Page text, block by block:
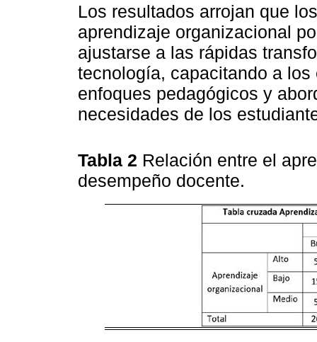
Los resultados arrojan que
aprendizaje organizacional
ajustarse a las rápidas
tecnología, capacitando a
enfoques pedagógicos y
necesidades de los
Tabla 2 Relación entre el
desempeño docente.